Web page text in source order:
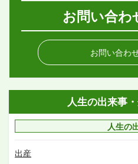
お問い合わ
お問い合わ
人生の出来事
人生の
出産